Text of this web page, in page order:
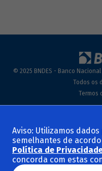
© 2025 BNDES - Banco
Todos os
Termos
Aviso: Utilizamos
semelhantes de
Política de
concorda com estas